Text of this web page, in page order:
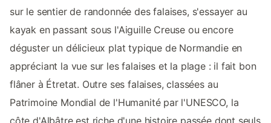
sur le sentier de randonnée des falaises, s'essayer au
kayak en passant sous l'Aiguille Creuse ou encore
déguster un délicieux plat typique de Normandie en
appréciant la vue sur les falaises et la plage : il fait bon
flâner à Étretat. Outre ses falaises, classées au
Patrimoine Mondial de l'Humanité par l'UNESCO, la
côte d'Albâtre est riche d'une histoire passée dont seuls